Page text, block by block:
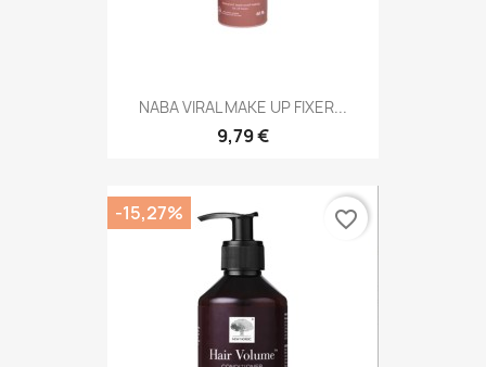
NABA VIRAL MAKE UP FIXER...
9,79 €
-15,27% favorite_border